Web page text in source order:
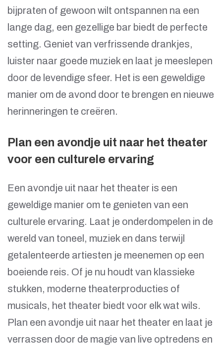
bijpraten of gewoon wilt ontspannen na een
lange dag, een gezellige bar biedt de perfecte
setting. Geniet van verfrissende drankjes,
luister naar goede muziek en laat je meeslepen
door de levendige sfeer. Het is een geweldige
manier om de avond door te brengen en nieuwe
herinneringen te creëren.
Plan een avondje uit naar het theater
voor een culturele ervaring
Een avondje uit naar het theater is een
geweldige manier om te genieten van een
culturele ervaring. Laat je onderdompelen in de
wereld van toneel, muziek en dans terwijl
getalenteerde artiesten je meenemen op een
boeiende reis. Of je nu houdt van klassieke
stukken, moderne theaterproducties of
musicals, het theater biedt voor elk wat wils.
Plan een avondje uit naar het theater en laat je
verrassen door de magie van live optredens en